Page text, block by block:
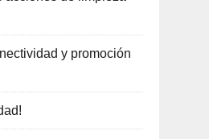
y promoción